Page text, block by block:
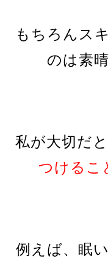
もちろんス
のは素
私が大切だ
つけるこ
例えば、眠